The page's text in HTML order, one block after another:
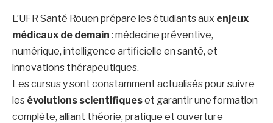
L’UFR Santé Rouen prépare les étudiants aux enjeux
médicaux de demain : médecine préventive,
numérique, intelligence artificielle en santé, et
innovations thérapeutiques.
Les cursus y sont constamment actualisés pour suivre
les évolutions scientifiqueset garantir une formation
complète, alliant théorie, pratique et ouverture